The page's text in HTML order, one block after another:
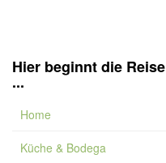
Hier beginnt die Reise
...
Home
Küche & Bodega